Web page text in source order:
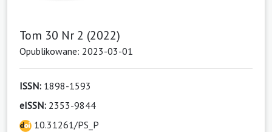
Tom 30 Nr 2 (2022)
Opublikowane: 2023-03-01
ISSN: 1898-1593
eISSN: 2353-9844
10.31261/PS_P